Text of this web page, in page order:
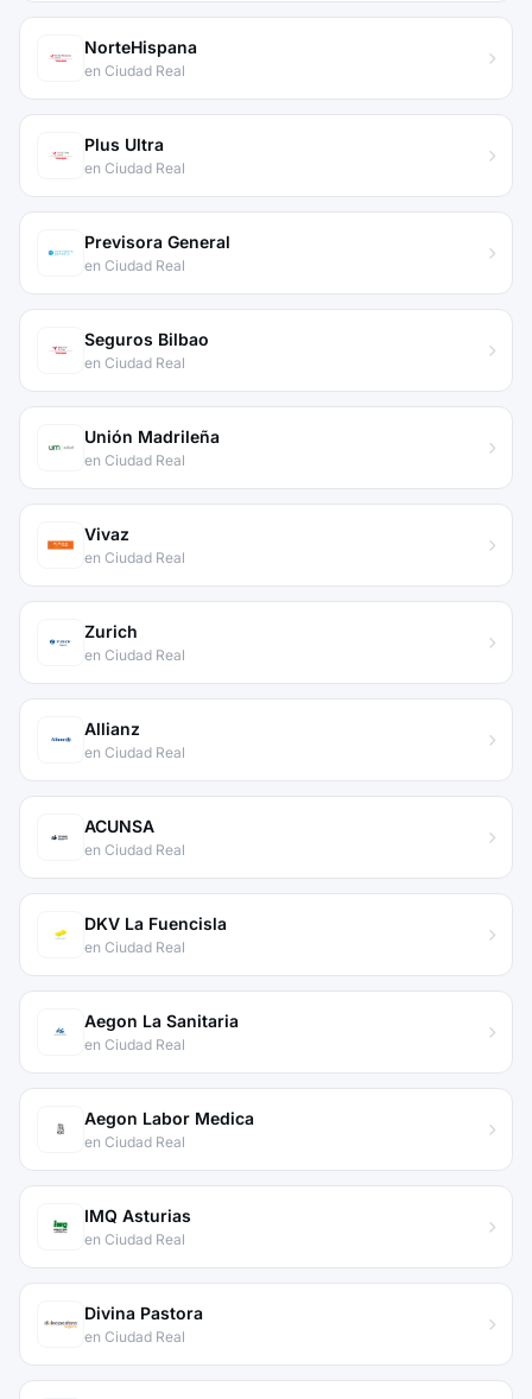
NorteHispana
en Ciudad Real
Plus Ultra
en Ciudad Real
Previsora General
en Ciudad Real
Seguros Bilbao
en Ciudad Real
Unión Madrileña
en Ciudad Real
Vivaz
en Ciudad Real
Zurich
en Ciudad Real
Allianz
en Ciudad Real
ACUNSA
en Ciudad Real
DKV La Fuencisla
en Ciudad Real
Aegon La Sanitaria
en Ciudad Real
Aegon Labor Medica
en Ciudad Real
IMQ Asturias
en Ciudad Real
Divina Pastora
en Ciudad Real